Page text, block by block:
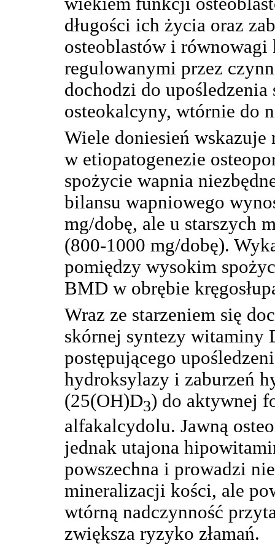
długości ich życia oraz
osteoblastów i
regulowanymi przez
dochodzi do
osteokalcyny, wtórnie do
Wiele doniesień wskazuje
w etiopatogenezie
spożycie wapnia
bilansu wapniowego
mg/dobę, ale u starszych
(800-1000 mg/dobę).
pomiędzy wysokim
BMD w obrębie
Wraz ze starzeniem się
skórnej syntezy witaminy
postępującego
hydroksylazy i zaburzeń
(25(OH)D3) do aktywnej
alfakalcydolu. Jawną
jednak utajona
powszechna i prowadzi
mineralizacji kości, ale
wtórną nadczynność
zwiększa ryzyko złamań.